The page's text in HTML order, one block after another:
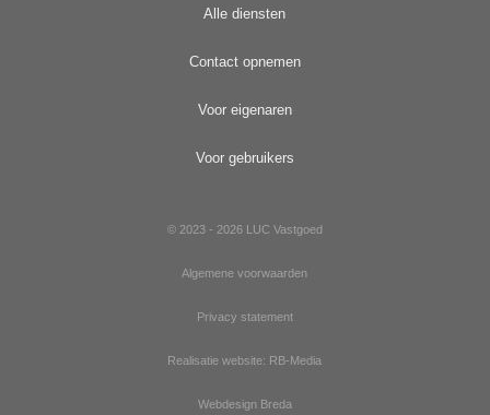
Alle diensten
Contact opnemen
Voor eigenaren
Voor gebruikers
© 2023 - 2026 LUC Vastgoed
Algemene voorwaarden
Privacy statement
Realisatie website: RB-Media
Webdesign Breda